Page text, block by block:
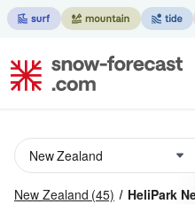
New Zealand (45) HeliPark